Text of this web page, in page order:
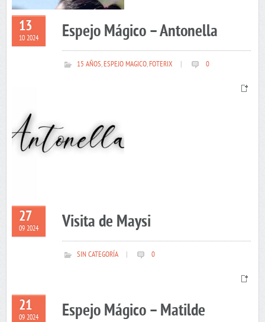
13
10 2024 Espejo Mágico – Antonella
15 AÑOS,ESPEJO MAGICO,FOTERIX 0
27
09 2024 Visita de Maysi
SIN CATEGORÍA 0
21
09 2024 Espejo Mágico – Matilde